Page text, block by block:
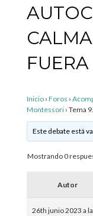
Inicio › Foros ›
Montessori › Tema
Este debate está
Mostrando 0
Autor
26th junio 2023 a